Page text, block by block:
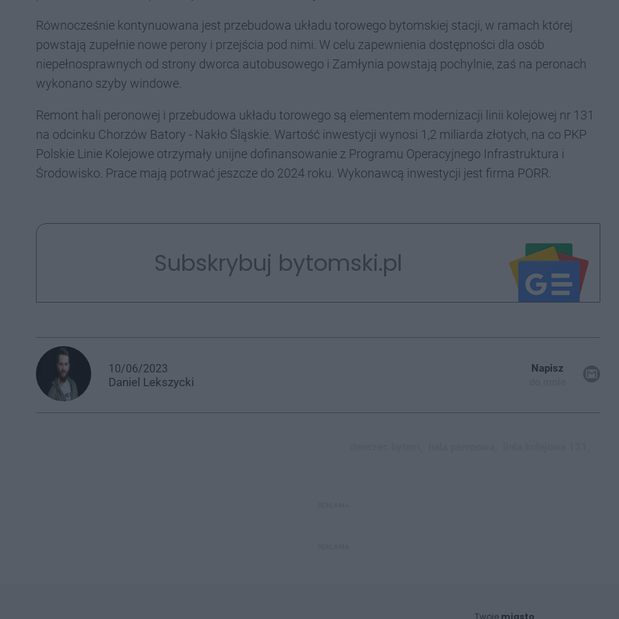
Równocześnie kontynuowana jest przebudowa układu torowego bytomskiej stacji, w ramach której
powstają zupełnie nowe perony i przejścia pod nimi. W celu zapewnienia dostępności dla osób
niepełnosprawnych od strony dworca autobusowego i Zamłynia powstają pochylnie, zaś na peronach
wykonano szyby windowe.
Remont hali peronowej i przebudowa układu torowego są elementem modernizacji linii kolejowej nr 131
na odcinku Chorzów Batory - Nakło Śląskie. Wartość inwestycji wynosi 1,2 miliarda złotych, na co PKP
Polskie Linie Kolejowe otrzymały unijne dofinansowanie z Programu Operacyjnego Infrastruktura i
Środowisko. Prace mają potrwać jeszcze do 2024 roku. Wykonawcą inwestycji jest firma PORR.
Subskrybuj bytomski.pl
10/06/2023
Daniel Lekszycki
Napisz
Twoje miasto